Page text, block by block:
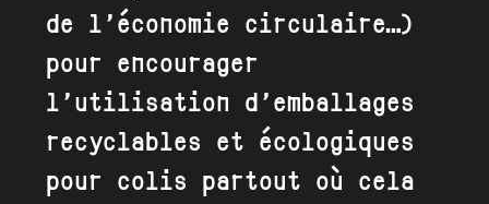
de l’économie circulaire…)
pour encourager
l’utilisation d’ emballages
recyclables et écologiques
pour colis partout où cela